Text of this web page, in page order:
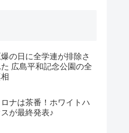
爆の日に全学連が排除さ
た 広島平和記念公園の全
ロナは茶番！ホワイトハ
スが最終発表♪